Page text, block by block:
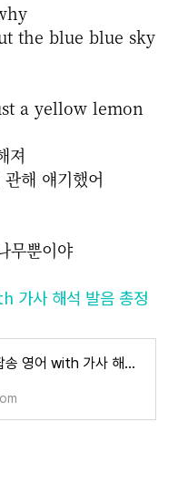
the blue blue sky
a yellow lemon
져
해 얘기했어
무뿐이야
가사 해석 발음 총정
El Condor Pasa 팝송 영어 with 가사 해석 발음 총정리